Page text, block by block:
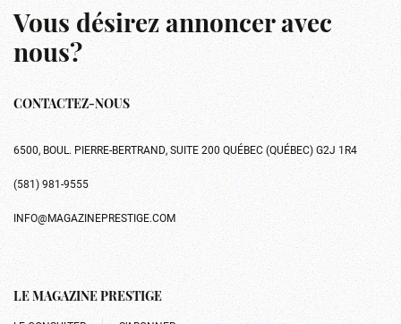
Vous désirez annoncer avec
nous?
CONTACTEZ-NOUS
6500, BOUL. PIERRE-BERTRAND, SUITE 200 QUÉBEC (QUÉBEC) G2J 1R4
(581) 981-9555
INFO@MAGAZINEPRESTIGE.COM
LE MAGAZINE PRESTIGE